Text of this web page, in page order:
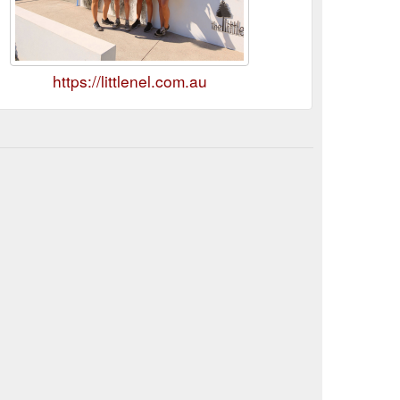
https://littlenel.com.au